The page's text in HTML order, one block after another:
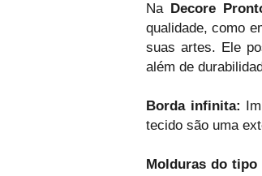
Na Decore
qualidade, como
suas artes. Ele
além de
Borda infinita:
tecido são uma
Molduras do tipo